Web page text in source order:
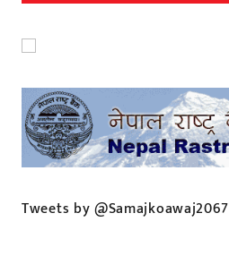
Tweets by @Samajkoawaj2067